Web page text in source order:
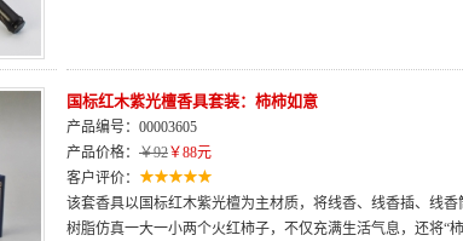
国标红木紫光檀香具套装：柿柿如意
产品编号：00003605
产品价格： ￥92￥88元
客户评价：
该套香具以国标红木紫光檀为主材质，将线香、线香插、线
树脂仿真一大一小两个火红柿子，不仅充满生活气息，还将“